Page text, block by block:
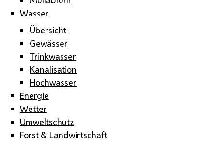
Wasser
Übersicht
Gewässer
Trinkwasser
Kanalisation
Hochwasser
Energie
Wetter
Umweltschutz
Forst & Landwirtschaft